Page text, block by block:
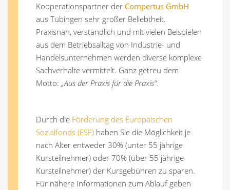
Kooperationspartner der Compertus GmbH
aus Tübingen sehr großer Beliebtheit.
Praxisnah, verständlich und mit vielen Beispielen
aus dem Betriebsalltag von Industrie- und
Handelsunternehmen werden diverse komplexe
Sachverhalte vermittelt. Ganz getreu dem
Motto: „Aus der Praxis für die Praxis“.
Durch die Förderung des Europäischen
Sozialfonds (ESF) haben Sie die Möglichkeit je
nach Alter entweder 30% (unter 55 jährige
Kursteilnehmer) oder 70% (über 55 jährige
Kursteilnehmer) der Kursgebühren zu sparen.
Für nähere Informationen zum Ablauf geben